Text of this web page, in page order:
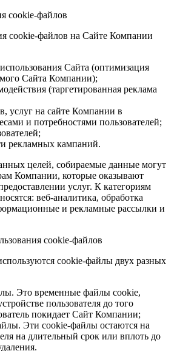
cookie-файлов
cookie-файлов на Сайте Компании
Сайта (оптимизация
Сайта Компании);
(таргетированная реклама
услуг на сайте Компании в
и потребностями пользователей;
рекламных кампаний.
целей, собираемые данные могут
Компании, которые оказывают
услуг. К категориям
веб-аналитика, обработка
и рекламные рассылки и
cookie-файлов
cookie-файлы двух разных
Это временные файлы cookie,
пользователя до того
покидает Сайт Компании;
Эти cookie-файлы остаются на
на длительный срок или вплоть до